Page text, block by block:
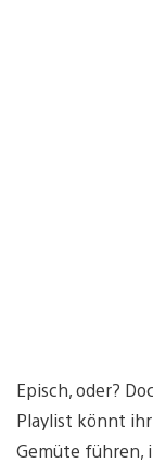
Episch, oder?
Playlist könnt
Gemüte führen,